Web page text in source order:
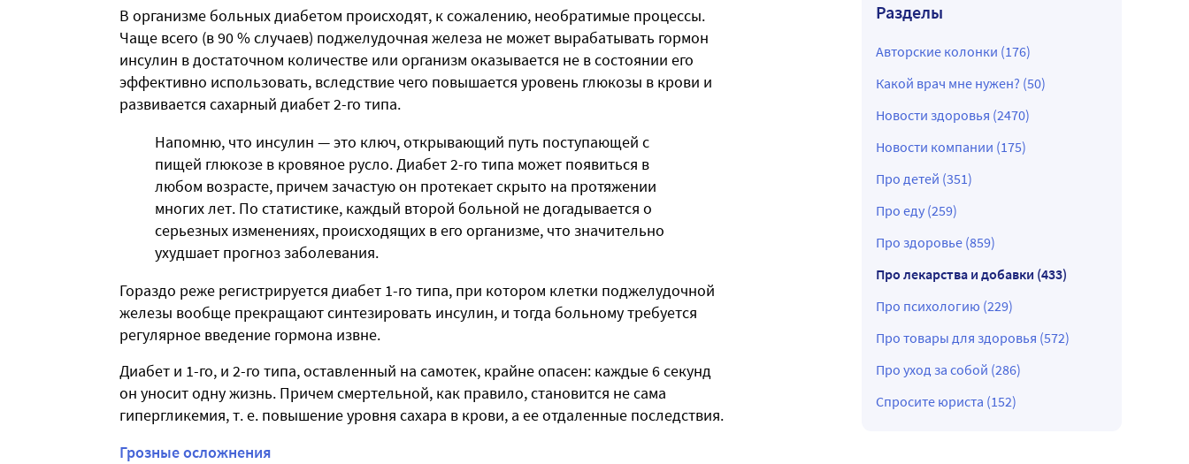
В организме больных диабетом происходят, к сожалению, необратимые процессы.
Чаще всего (в 90 % случаев) поджелудочная железа не может вырабатывать гормон
инсулин в достаточном количестве или организм оказывается не в состоянии его
эффективно использовать, вследствие чего повышается уровень глюкозы в крови и
развивается сахарный диабет 2-го типа.
Напомню, что инсулин — это ключ, открывающий путь поступающей с
пищей глюкозе в кровяное русло. Диабет 2-го типа может появиться в
любом возрасте, причем зачастую он протекает скрыто на протяжении
многих лет. По статистике, каждый второй больной не догадывается о
серьезных изменениях, происходящих в его организме, что значительно
ухудшает прогноз заболевания.
Гораздо реже регистрируется диабет 1-го типа, при котором клетки поджелудочной
железы вообще прекращают синтезировать инсулин, и тогда больному требуется
регулярное введение гормона извне.
Диабет и 1-го, и 2-го типа, оставленный на самотек, крайне опасен: каждые 6 секунд
он уносит одну жизнь. Причем смертельной, как правило, становится не сама
гипергликемия, т. е. повышение уровня сахара в крови, а ее отдаленные последствия.
Грозные осложнения
Разделы
Авторские колонки (176)
Какой врач мне нужен? (50)
Новости здоровья (2470)
Новости компании (175)
Про детей (351)
Про еду (259)
Про здоровье (859)
Про лекарства и добавки (433)
Про психологию (229)
Про товары для здоровья (572)
Про уход за собой (286)
Спросите юриста (152)